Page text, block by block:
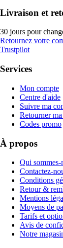
Livraison et
30 jours pour
Retournez votre
Trustpilot
Services
Mon compte
Centre d'aide
Suivre ma
Retourner
Codes promo
À propos
Qui sommes-
Contactez-
Conditions
Retour &
Mentions
Moyens de
Tarifs et
Avis de
Notre